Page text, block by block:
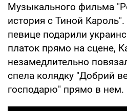
Музыкального фильма
история с Тиной
певице подарили
платок прямо на сцене,
незамедлительно
спела колядку "Добрий
господарю" прямо в нем.